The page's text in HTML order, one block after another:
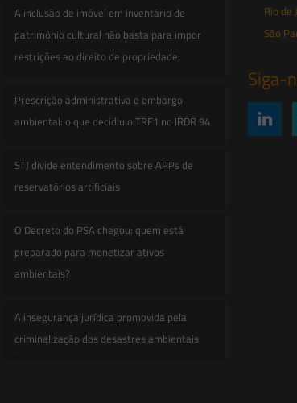
A inclusão de imóvel em inventário de
patrimônio cultural não basta para impor
restrições ao direito de propriedade:
Prescrição administrativa e embargo
ambiental: o que decidiu o TRF1 no IRDR 94
STJ divide entendimento sobre APPs de
reservatórios artificiais
O Decreto do PSA chegou: quem está
preparado para monetizar ativos
ambientais?
A insegurança jurídica promovida pela
criminalização dos desastres ambientais
Rio de
São
Siga-